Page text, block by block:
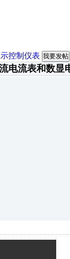
控制仪表 我要发帖
电流表和数显